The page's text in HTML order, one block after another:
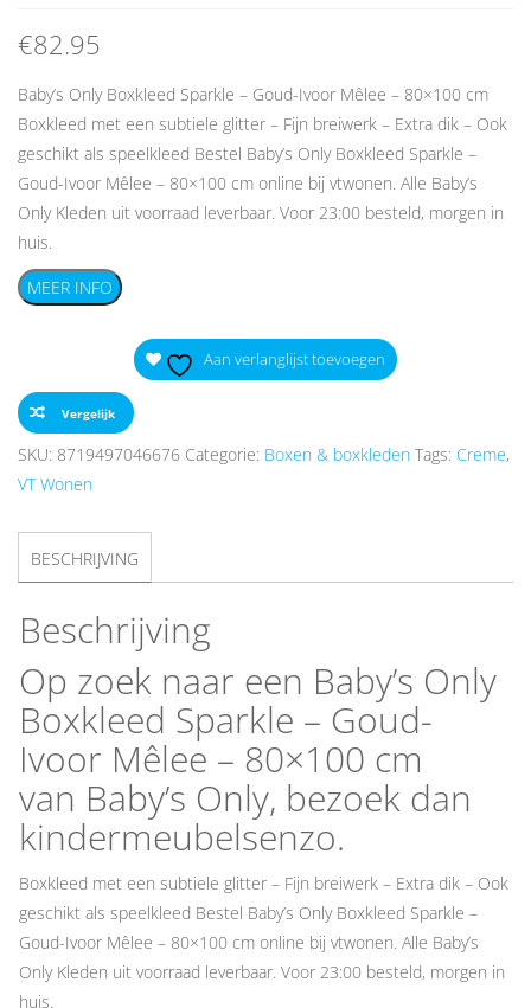
€82.95
Baby’s Only Boxkleed Sparkle – Goud-Ivoor Mêlee – 80×100 cm
Boxkleed met een subtiele glitter – Fijn breiwerk – Extra dik – Ook
geschikt als speelkleed Bestel Baby’s Only Boxkleed Sparkle –
Goud-Ivoor Mêlee – 80×100 cm online bij vtwonen. Alle Baby’s
Only Kleden uit voorraad leverbaar. Voor 23:00 besteld, morgen in
huis.
MEER INFO
Aan verlanglijst toevoegen
Vergelijk
SKU: 8719497046676 Categorie: Boxen & boxkleden Tags: Creme,
VT Wonen
BESCHRIJVING
Beschrijving
Op zoek naar een Baby’s Only
Boxkleed Sparkle – Goud-
Ivoor Mêlee – 80×100 cm
van Baby’s Only, bezoek dan
kindermeubelsenzo.
Boxkleed met een subtiele glitter – Fijn breiwerk – Extra dik – Ook
geschikt als speelkleed Bestel Baby’s Only Boxkleed Sparkle –
Goud-Ivoor Mêlee – 80×100 cm online bij vtwonen. Alle Baby’s
Only Kleden uit voorraad leverbaar. Voor 23:00 besteld, morgen in
huis.